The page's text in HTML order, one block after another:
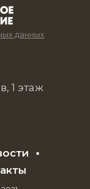
данных
1 этаж